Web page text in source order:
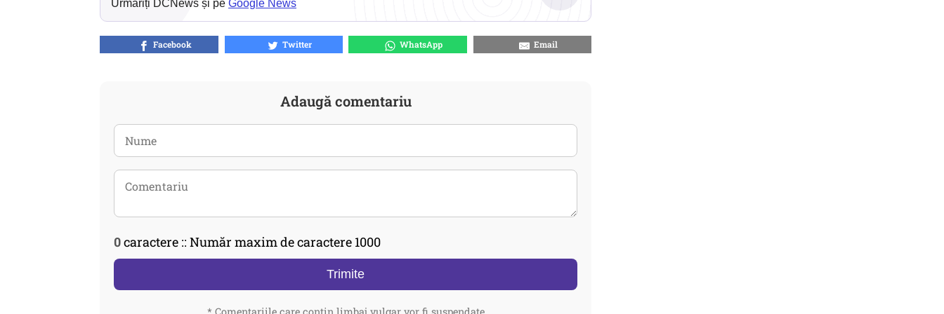
Urmăriți DCNews și pe Google News
Facebook Twitter WhatsApp Email
Adaugă comentariu
0caractere :: Număr maxim de caractere 1000
Trimite